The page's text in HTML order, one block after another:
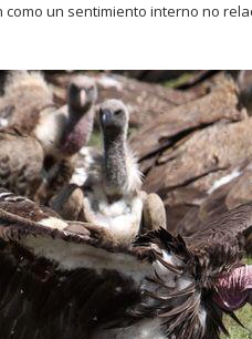
un sentimiento interno no